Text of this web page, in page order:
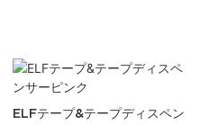
ELFテープ&テープディスペン